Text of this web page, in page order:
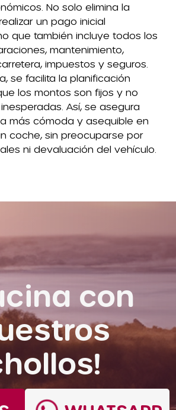
No solo elimina la
un pago inicial
que también incluye todos los
mantenimiento,
impuestos y seguros.
se facilita la planificación
los montos son fijos y no
Así, se asegura
más cómoda y asequible en
coche, sin preocuparse por
ni devaluación del vehículo.
con